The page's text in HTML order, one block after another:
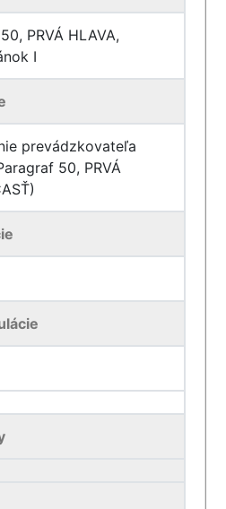
PRVÁ HLAVA,
I
prevádzkovateľa
50, PRVÁ